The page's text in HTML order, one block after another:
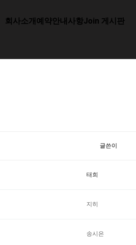
회사소개 예약안내사항Join 게시판
글쓴이
태희
지히
송시은